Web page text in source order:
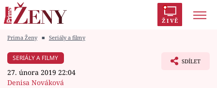
ŽIVĚ
Módní alarm
Prima Ženy ■ Seriály a filmy
SERIÁLY A FILMY
27. února 2019 22:04
Denisa Nováková
SDÍLET